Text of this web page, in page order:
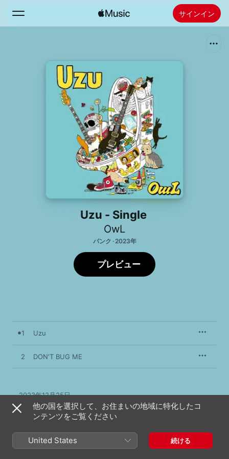
サインイン
新着おすすめ
Apple Musicをインストール
Uzu - Single
OwL
パンク · 2023年
プレビュー
1 Uzu
2 DON'T BUG ME
2023年12月25日
2曲、4分
℗ 2023 OWl
他の国を選択して、お住まいの地域に特化したコ
ンテンツをご覧ください
United States 続ける